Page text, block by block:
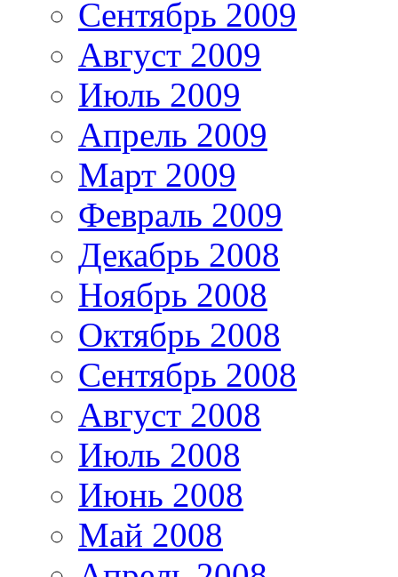
Сентябрь 2009
Август 2009
Июль 2009
Апрель 2009
Март 2009
Февраль 2009
Декабрь 2008
Ноябрь 2008
Октябрь 2008
Сентябрь 2008
Август 2008
Июль 2008
Июнь 2008
Май 2008